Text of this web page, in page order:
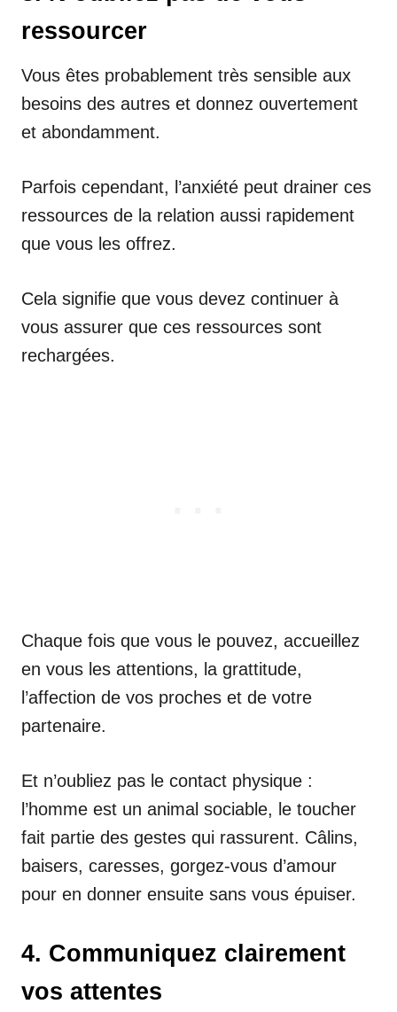
ressourcer
Vous êtes probablement très sensible aux
besoins des autres et donnez ouvertement
et abondamment.
Parfois cependant, l’anxiété peut drainer ces
ressources de la relation aussi rapidement
que vous les offrez.
Cela signifie que vous devez continuer à
vous assurer que ces ressources sont
rechargées.
Chaque fois que vous le pouvez, accueillez
en vous les attentions, la grattitude,
l’affection de vos proches et de votre
partenaire.
Et n’oubliez pas le contact physique :
l’homme est un animal sociable, le toucher
fait partie des gestes qui rassurent. Câlins,
baisers, caresses, gorgez-vous d’amour
pour en donner ensuite sans vous épuiser.
4. Communiquez clairement
vos attentes